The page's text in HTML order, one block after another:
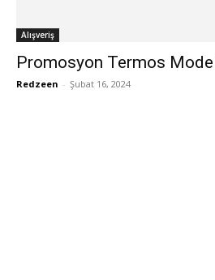
Alışveriş
Promosyon Termos
Redzeen - Şubat 16, 2024